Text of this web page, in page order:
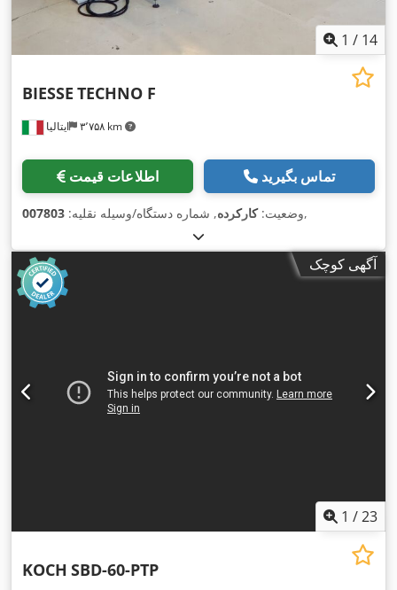
1 / 14
ایتالیا ۳٬۷۵۸ km
BIESSE TECHNO F
اطلاعات قیمت تماس بگیرید
وضعیت:کارکرده, شماره دستگاه/وسیله نقلیه: 007803 ,
آگهی کوچک
1 /23
KOCH SBD-60-PTP